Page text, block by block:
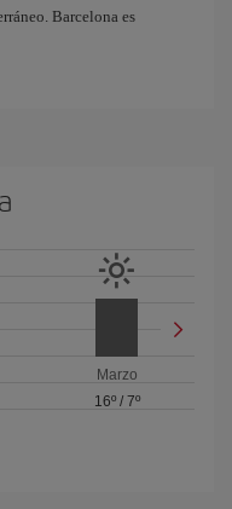
Barcelona es
Marzo
16º/ 7º